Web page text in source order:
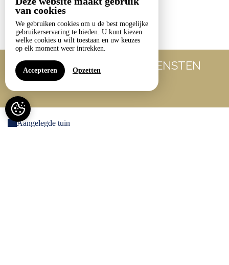
van cookies
We gebruiken cookies om u de best mogelijke
gebruikerservaring te bieden. U kunt kiezen
welke cookies u wilt toestaan en uw keuzes
op elk moment weer intrekken.
Accepteren Opzetten
VANAF 425€ /NACHT
UW COMFORT, ONZE DIENSTEN
Aangelegde tuin